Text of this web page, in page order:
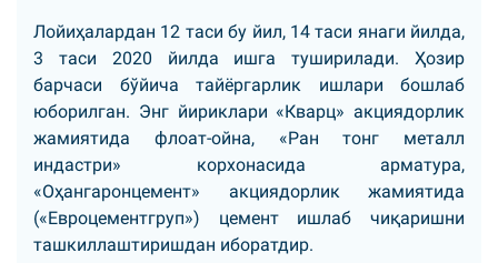
Лойиҳалардан 12 таси бу йил, 14 таси янаги йилда,
3 таси 2020 йилда ишга туширилади. Ҳозир
барчаси бўйича тайёргарлик ишлари бошлаб
юборилган. Энг йириклари «Кварц» акциядорлик
жамиятида флоат-ойна, «Ран тонг металл
индастри» корхонасида арматура,
«Оҳангаронцемент» акциядорлик жамиятида
(«Евроцементгруп») цемент ишлаб чиқаришни
ташкиллаштиришдан иборатдир.